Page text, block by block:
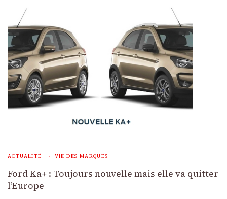
ACTUALITÉ VIE DES MARQUES
Ford Ka+ : Toujours nouvelle mais elle va quitter
l’Europe